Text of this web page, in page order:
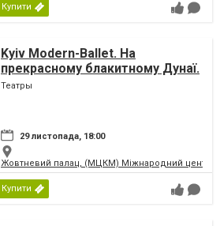
Купити
Kyiv Modern-Ballet. На
прекрасному блакитному Дунаї.
Раду Поклітару
Театры
29 листопада, 18:00
Жовтневий палац, (МЦКМ) Міжнародний центр
Купити